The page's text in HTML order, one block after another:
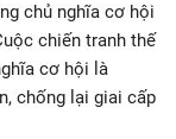
chủ nghĩa cơ hội
chiến tranh thế
cơ hội là
chống lại giai cấp